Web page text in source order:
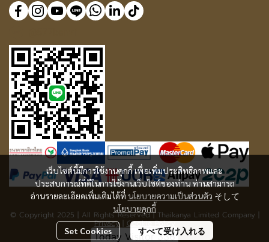
เว็บไซต์นี้มีการใช้งานคุกกี้ เพื่อเพิ่มประสิทธิภาพและ
ประสบการณ์ที่ดีในการใช้งานเว็บไซต์ของท่าน ท่านสามารถ
อ่านรายละเอียดเพิ่มเติมได้ที่ นโยบายความเป็นส่วนตัว そして
นโยบายคุกกี้
Set Cookies すべて受け入れる
© Copyright 2025 | All Rights Reserved | Thaikanya Limited Company |
Privacy| Cookie Policy
Today Visitor 336